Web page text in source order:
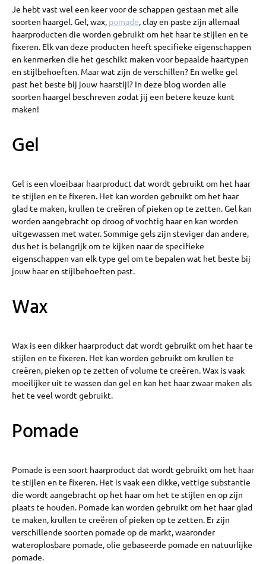
Je hebt vast wel een keer voor de schappen gestaan met alle
soorten haargel. Gel, wax, pomade, clay en paste zijn allemaal
haarproducten die worden gebruikt om het haar te stijlen en te
fixeren. Elk van deze producten heeft specifieke eigenschappen
en kenmerken die het geschikt maken voor bepaalde haartypen
en stijlbehoeften. Maar wat zijn de verschillen? En welke gel
past het beste bij jouw haarstijl? In deze blog worden alle
soorten haargel beschreven zodat jij een betere keuze kunt
maken!
Gel
Gel is een vloeibaar haarproduct dat wordt gebruikt om het haar
te stijlen en te fixeren. Het kan worden gebruikt om het haar
glad te maken, krullen te creëren of pieken op te zetten. Gel kan
worden aangebracht op droog of vochtig haar en kan worden
uitgewassen met water. Sommige gels zijn steviger dan andere,
dus het is belangrijk om te kijken naar de specifieke
eigenschappen van elk type gel om te bepalen wat het beste bij
jouw haar en stijlbehoeften past.
Wax
Wax is een dikker haarproduct dat wordt gebruikt om het haar te
stijlen en te fixeren. Het kan worden gebruikt om krullen te
creëren, pieken op te zetten of volume te creëren. Wax is vaak
moeilijker uit te wassen dan gel en kan het haar zwaar maken als
het te veel wordt gebruikt.
Pomade
Pomade is een soort haarproduct dat wordt gebruikt om het haar
te stijlen en te fixeren. Het is vaak een dikke, vettige substantie
die wordt aangebracht op het haar om het te stijlen en op zijn
plaats te houden. Pomade kan worden gebruikt om het haar glad
te maken, krullen te creëren of pieken op te zetten. Er zijn
verschillende soorten pomade op de markt, waaronder
wateroplosbare pomade, olie gebaseerde pomade en natuurlijke
pomade.